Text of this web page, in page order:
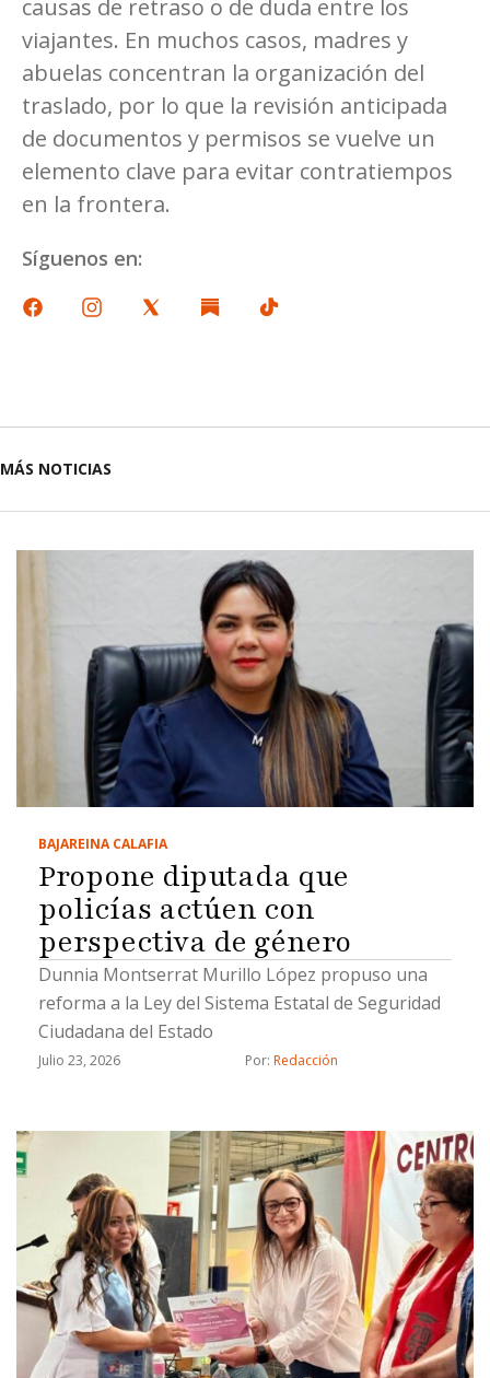
causas de retraso o de duda entre los
viajantes. En muchos casos, madres y
abuelas concentran la organización del
traslado, por lo que la revisión anticipada
de documentos y permisos se vuelve un
elemento clave para evitar contratiempos
en la frontera.
Síguenos en:
MÁS NOTICIAS
BAJAREINA CALAFIA
Propone diputada que
policías actúen con
perspectiva de género
Dunnia Montserrat Murillo López propuso una
reforma a la Ley del Sistema Estatal de Seguridad
Ciudadana del Estado
Julio 23, 2026 Por: Redacción